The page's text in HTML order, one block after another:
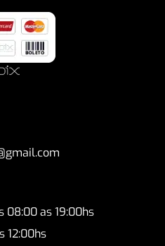
08:00 as 19:00hs
12:00hs